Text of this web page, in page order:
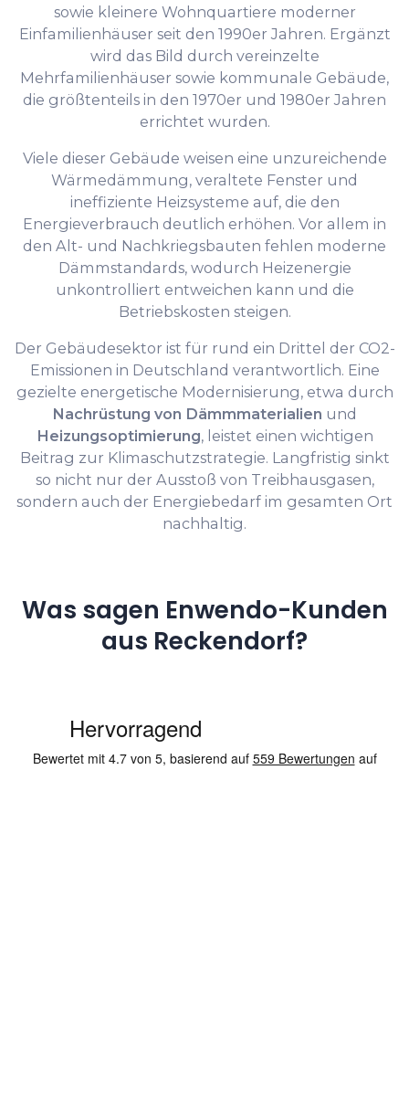
sowie kleinere Wohnquartiere moderner
Einfamilienhäuser seit den 1990er Jahren. Ergänzt
wird das Bild durch vereinzelte
Mehrfamilienhäuser sowie kommunale Gebäude,
die größtenteils in den 1970er und 1980er Jahren
errichtet wurden.
Viele dieser Gebäude weisen eine unzureichende
Wärmedämmung, veraltete Fenster und
ineffiziente Heizsysteme auf, die den
Energieverbrauch deutlich erhöhen. Vor allem in
den Alt- und Nachkriegsbauten fehlen moderne
Dämmstandards, wodurch Heizenergie
unkontrolliert entweichen kann und die
Betriebskosten steigen.
Der Gebäudesektor ist für rund ein Drittel der CO2-
Emissionen in Deutschland verantwortlich. Eine
gezielte energetische Modernisierung, etwa durch
Nachrüstung von Dämmmaterialien und
Heizungsoptimierung, leistet einen wichtigen
Beitrag zur Klimaschutzstrategie. Langfristig sinkt
so nicht nur der Ausstoß von Treibhausgasen,
sondern auch der Energiebedarf im gesamten Ort
nachhaltig.
Was sagen Enwendo-Kunden
aus Reckendorf?